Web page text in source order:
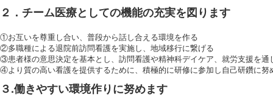
２．チーム医療としての機能の充実を図ります
①お互いを尊重し合い、普段から話し合える環境を作る
②多職種による退院前訪問看護を実施し、地域移行に繋げる
③患者様の意思決定を基本とし、訪問看護や精神科デイケア、就労支援
④より質の高い看護を提供するために、積極的に研修に参加し自己研鑽に努
３.働きやすい環境作りに努めます